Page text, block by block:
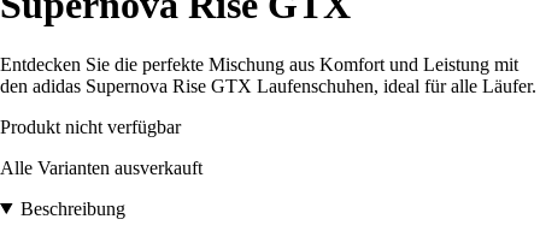
Entdecken Sie die perfekte Mischung aus Komfort und Leistung mit
den adidas Supernova Rise GTX Laufenschuhen, ideal für alle Läufer.
Produkt nicht verfügbar
Alle Varianten ausverkauft
Beschreibung